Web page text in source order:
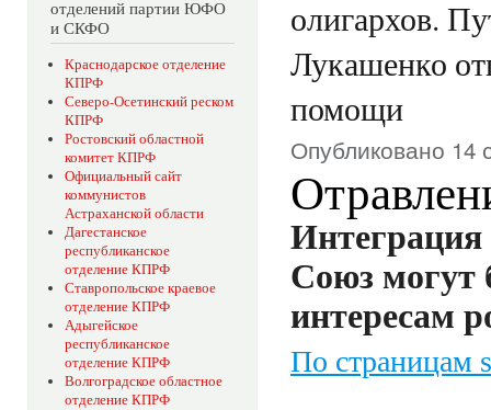
отделений партии ЮФО
и СКФО
Краснодарское отделение
КПРФ
Северо-Осетинский реском
КПРФ
Ростовский областной
комитет КПРФ
Официальный сайт
коммунистов
Астраханской области
Дагестанское
республиканское
отделение КПРФ
Ставропольское краевое
отделение КПРФ
Адыгейское
республиканское
отделение КПРФ
Волгоградское областное
отделение КПРФ
олигархов.
Лукашенко
помощи
Опубликовано 14
Союз могут
интересам
По страницам